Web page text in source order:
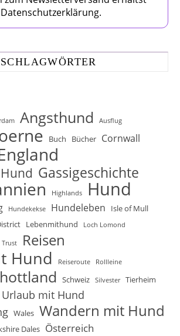
SCHLAGWÖRTER
Angsthund Ausflug
Buch Bücher Cornwall
Gassigeschichte
Highlands Hund
Hundekekse Hundeleben Isle of Mull
Lebenmithund Loch Lomond
Trust Reisen
Hund Reiseroute Rollleine
Schweiz Silvester Tierheim
Urlaub mit Hund
Wales Wandern mit Hund
Dales Österreich